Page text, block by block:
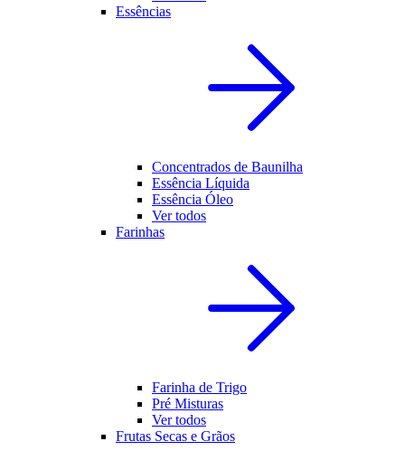
Essências
Concentrados de Baunilha
Essência Líquida
Essência Óleo
Ver todos
Farinhas
Farinha de Trigo
Pré Misturas
Ver todos
Frutas Secas e Grãos